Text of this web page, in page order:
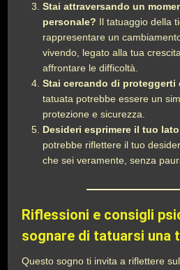
Stai attraversando un
personale? Il tatuaggio della
rappresentare un
vivendo, legato alla tua
affrontare le difficoltà.
Stai cercando di proteggerti
tatuata potrebbe essere un
protezione e sicurezza.
Desideri esprimere il tuo
potrebbe riflettere il tuo
che sei veramente, senza
Riflessioni e consigli
sognare di tatuarsi una
Questo sogno ti invita a riflettere